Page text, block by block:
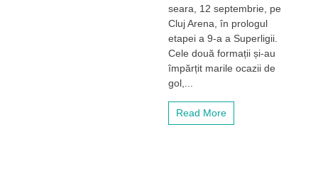
după
„U”
Cluj
–
Rapid
seara, 12 septembrie, pe
Cluj Arena, în prologul
etapei a 9-a a Superligii.
Cele două formații și-au
împărțit marile ocazii de
gol,...
Read More